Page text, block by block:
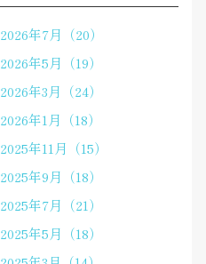
2026年7月（20）
2026年5月（19）
2026年3月（24）
2026年1月（18）
2025年11月（15）
2025年9月（18）
2025年7月（21）
2025年5月（18）